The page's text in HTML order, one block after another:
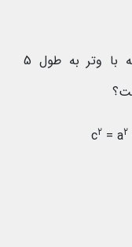
محیط یک مثلث قائم الزاویه با وتر به طول 5
c2 = a2